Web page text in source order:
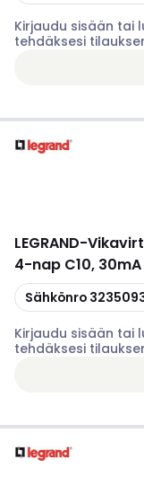
Kirjaudu sisään tai
tehdäksesi
LEGRAND-
4-nap C10, 30mA
Kopioi
Sähkönro
Kirjaudu sisään tai
tehdäksesi